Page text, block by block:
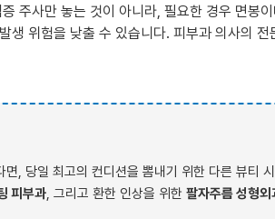
주사만 놓는 것이 아니라, 필요한 경우 면봉
위험을 낮출 수 있습니다. 피부과 의사의
, 당일 최고의 컨디션을 뽐내기 위한 다른 뷰티
피부과, 그리고 환한 인상을 위한 팔자주름 성형외